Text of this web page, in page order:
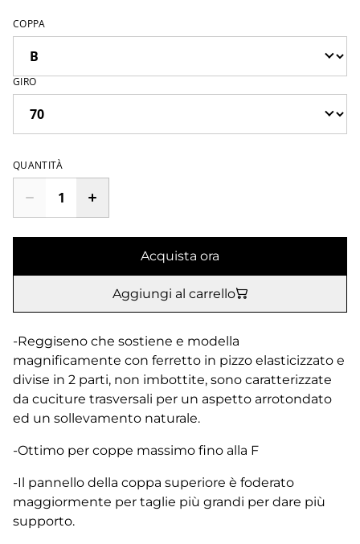
COPPA
GIRO
QUANTITÀ
Acquista ora
Aggiungi al carrello
-Reggiseno che sostiene e modella
magnificamente con ferretto in pizzo elasticizzato e
divise in 2 parti, non imbottite, sono caratterizzate
da cuciture trasversali per un aspetto arrotondato
ed un sollevamento naturale.
-Ottimo per coppe massimo fino alla F
-Il pannello della coppa superiore è foderato
maggiormente per taglie più grandi per dare più
supporto.